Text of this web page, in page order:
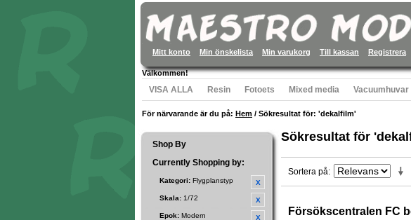
Mitt konto Min önskelista Min varukorg Till kassan Registrera
Välkommen!
VISA ALLA Resin Fotoets Mixed media Vacuumhuvar
För närvarande är du på: Hem / Sökresultat för: 'dekalfilm'
Shop By
Currently Shopping by:
Kategori: Flygplanstyp
Skala: 1/72
Epok: Modern
Sökresultat för
Sortera på
Försökscentralen FC